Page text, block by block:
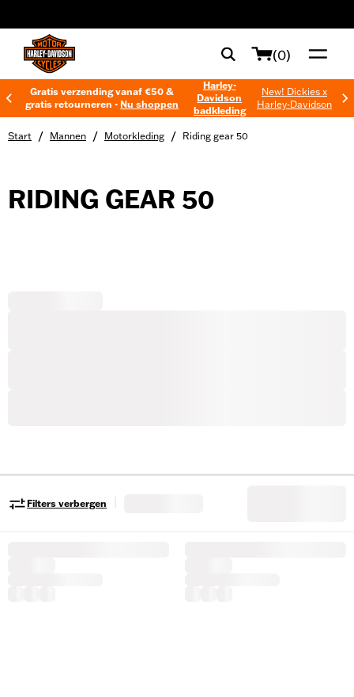
(0)
Gratis verzending vanaf €50 &
gratis retourneren -Nu shoppen
Harley-
Davidson
badkleding
New! Dickies x
Harley-Davidson
Start / Mannen / Motorkleding / Riding gear 50
RIDING GEAR 50
Filters verbergen